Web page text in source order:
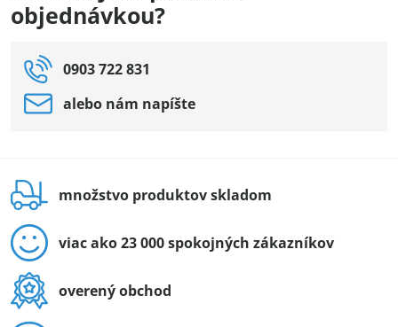
objednávkou?
0903 722 831
alebo nám napíšte
množstvo produktov skladom
viac ako 23 000 spokojných zákazníkov
overený obchod